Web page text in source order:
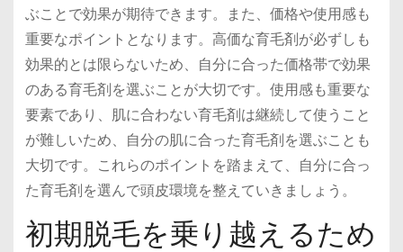
ぶことで効果が期待できます。また、価格や使用感も
重要なポイントとなります。高価な育毛剤が必ずしも
効果的とは限らないため、自分に合った価格帯で効果
のある育毛剤を選ぶことが大切です。使用感も重要な
要素であり、肌に合わない育毛剤は継続して使うこと
が難しいため、自分の肌に合った育毛剤を選ぶことも
大切です。これらのポイントを踏まえて、自分に合っ
た育毛剤を選んで頭皮環境を整えていきましょう。
初期脱毛を乗り越えるため